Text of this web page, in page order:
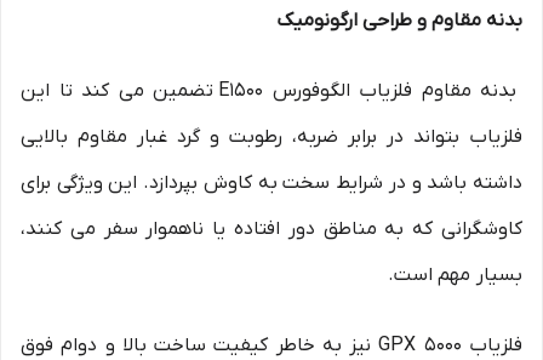
بدنه مقاوم و طراحی ارگونومیک
بدنه مقاوم فلزیاب الگوفورس E1500 تضمین می کند تا این
فلزیاب بتواند در برابر ضربه، رطوبت و گرد غبار مقاوم بالایی
داشته باشد و در شرایط سخت به کاوش بپردازد. این ویژگی برای
کاوشگرانی که به مناطق دور افتاده یا ناهموار سفر می کنند،
بسیار مهم است.
فلزیاب GPX 5000 نیز به خاطر کیفیت ساخت بالا و دوام فوق